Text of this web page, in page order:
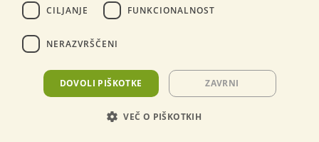
Sajenje stoletne oljke v Sloveniji – za vrt z
značajem
Si želite vrt, ki izstopa in pripoveduje zgodbo? Zdaj imate
CILJANJE FUNKCIONALNOST
NERAZVRŠČENI
DOVOLI PIŠKOTKE ZAVRNI
VEČ O PIŠKOTKIH